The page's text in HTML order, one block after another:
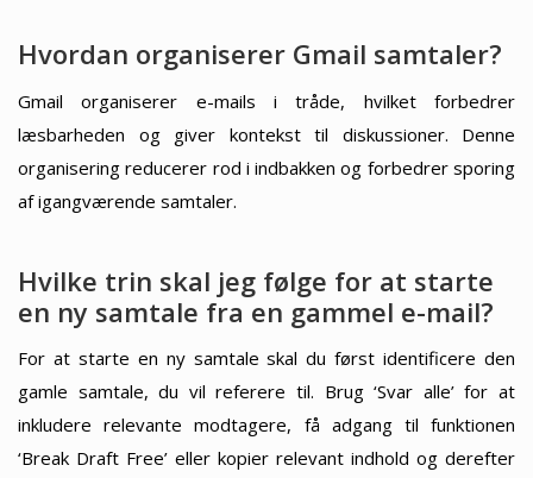
Hvordan organiserer Gmail samtaler?
Gmail organiserer e-mails i tråde, hvilket forbedrer
læsbarheden og giver kontekst til diskussioner. Denne
organisering reducerer rod i indbakken og forbedrer sporing
af igangværende samtaler.
Hvilke trin skal jeg følge for at starte
en ny samtale fra en gammel e-mail?
For at starte en ny samtale skal du først identificere den
gamle samtale, du vil referere til. Brug ‘Svar alle’ for at
inkludere relevante modtagere, få adgang til funktionen
‘Break Draft Free’ eller kopier relevant indhold og derefter